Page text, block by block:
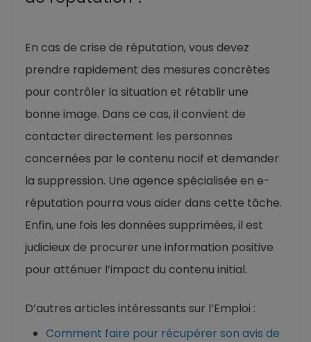
En cas de crise de réputation, vous devez
prendre rapidement des mesures concrètes
pour contrôler la situation et rétablir une
bonne image. Dans ce cas, il convient de
contacter directement les personnes
concernées par le contenu nocif et demander
la suppression. Une agence spécialisée en e-
réputation pourra vous aider dans cette tâche.
Enfin, une fois les données supprimées, il est
judicieux de procurer une information positive
pour atténuer l’impact du contenu initial.
D’autres articles intéressants sur l’Emploi :
Comment faire pour récupérer son avis de